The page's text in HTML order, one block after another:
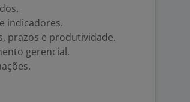
indicadores.
prazos e produtividade.
gerencial.